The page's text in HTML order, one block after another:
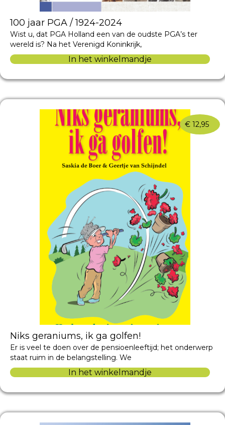
100 jaar PGA / 1924-2024
Wist u, dat PGA Holland een van de oudste PGA’s ter
wereld is? Na het Verenigd Koninkrijk,
In het winkelmandje
€ 12,95
Niks geraniums, ik ga golfen!
Er is veel te doen over de pensioenleeftijd; het onderwerp
staat ruim in de belangstelling. We
In het winkelmandje